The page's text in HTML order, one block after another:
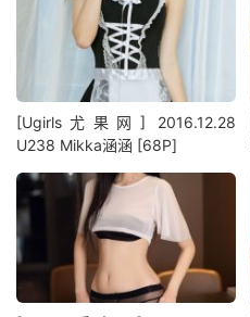
[Ugirls尤果网] 2016.12.28
U238 Mikka涵涵 [68P]